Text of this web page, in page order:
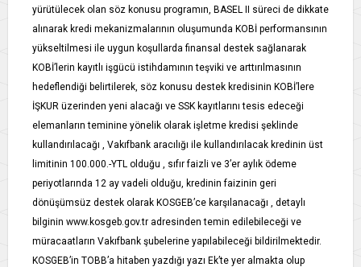
yürütülecek olan söz konusu programın, BASEL II süreci de dikkate
alınarak kredi mekanizmalarının oluşumunda KOBİ performansının
yükseltilmesi ile uygun koşullarda finansal destek sağlanarak
KOBİ’lerin kayıtlı işgücü istihdamının teşviki ve arttırılmasının
hedeflendiği belirtilerek, söz konusu destek kredisinin KOBİ’lere
İŞKUR üzerinden yeni alacağı ve SSK kayıtlarını tesis edeceği
elemanların teminine yönelik olarak işletme kredisi şeklinde
kullandırılacağı , Vakıfbank aracılığı ile kullandırılacak kredinin üst
limitinin 100.000.-YTL olduğu , sıfır faizli ve 3’er aylık ödeme
periyotlarında 12 ay vadeli olduğu, kredinin faizinin geri
dönüşümsüz destek olarak KOSGEB’ce karşılanacağı , detaylı
bilginin www.kosgeb.gov.tr adresinden temin edilebileceği ve
müracaatların Vakıfbank şubelerine yapılabileceği bildirilmektedir.
KOSGEB’in TOBB’a hitaben yazdığı yazı Ek’te yer almakta olup